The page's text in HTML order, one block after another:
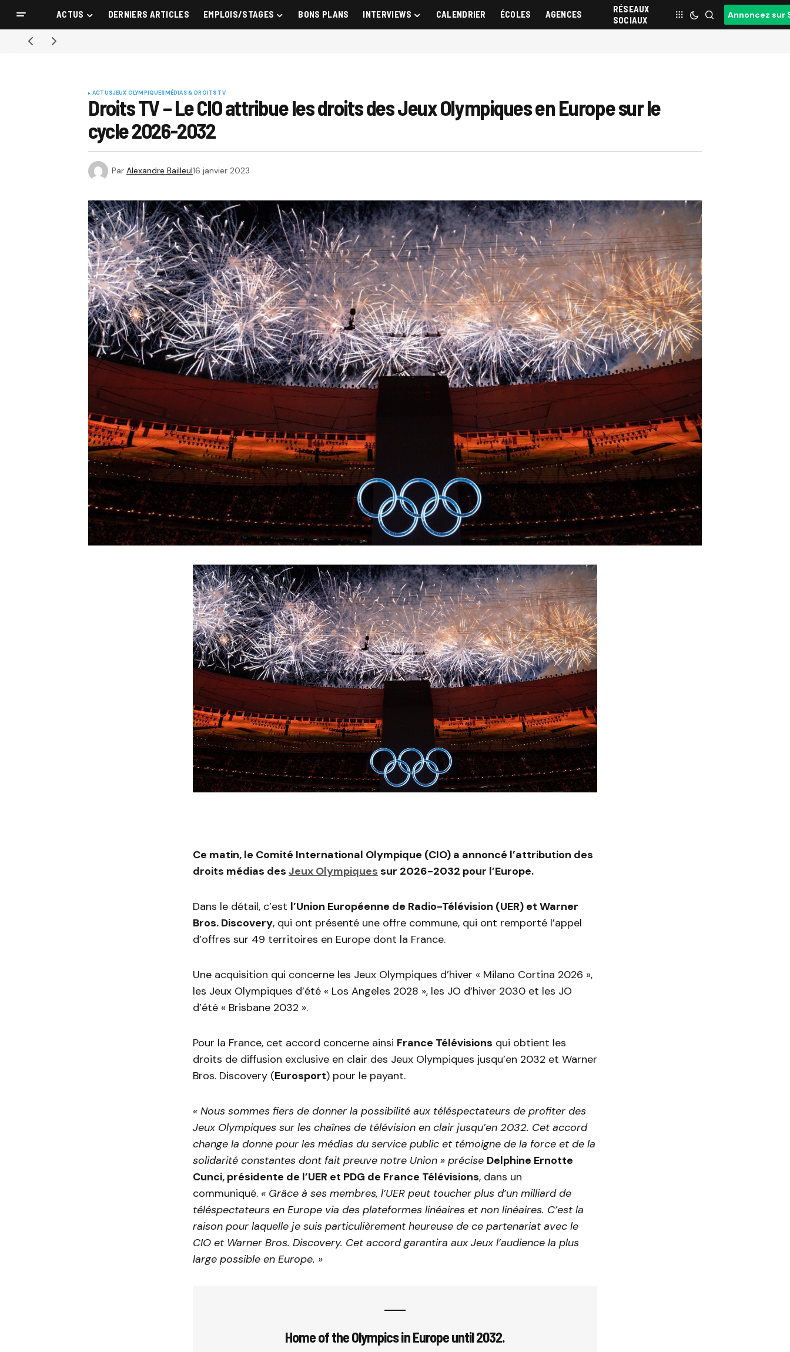
ACTUS DERNIERS ARTICLES EMPLOIS/STAGES BONS PLANS INTERVIEWS CALENDRIER ÉCOLES AGENCES
RÉSEAUX
SOCIAUX
Annoncez sur
ACTUSJEUX OLYMPIQUESMÉDIAS & DROITS TV
Droits TV – Le CIO attribue les droits des Jeux Olympiques en Europe sur le
cycle 2026-2032
Par Alexandre Bailleul16 janvier 2023
Ce matin, le Comité International Olympique (CIO) a annoncé l’attribution des
droits médias des Jeux Olympiques sur 2026-2032 pour l’Europe.
Dans le détail, c’est l’Union Européenne de Radio-Télévision (UER) et Warner
Bros. Discovery, qui ont présenté une offre commune, qui ont remporté l’appel
d’offres sur 49 territoires en Europe dont la France.
Une acquisition qui concerne les Jeux Olympiques d’hiver « Milano Cortina 2026 »,
les Jeux Olympiques d’été « Los Angeles 2028 », les JO d’hiver 2030 et les JO
d’été « Brisbane 2032 ».
Pour la France, cet accord concerne ainsi France Télévisions qui obtient les
droits de diffusion exclusive en clair des Jeux Olympiques jusqu’en 2032 et Warner
Bros. Discovery (Eurosport) pour le payant.
« Nous sommes fiers de donner la possibilité aux téléspectateurs de profiter des
Jeux Olympiques sur les chaînes de télévision en clair jusqu’en 2032. Cet accord
change la donne pour les médias du service public et témoigne de la force et de la
solidarité constantes dont fait preuve notre Union » précise Delphine Ernotte
Cunci, présidente de l’UER et PDG de France Télévisions, dans un
communiqué. « Grâce à ses membres, l’UER peut toucher plus d’un milliard de
téléspectateurs en Europe via des plateformes linéaires et non linéaires. C’est la
raison pour laquelle je suis particulièrement heureuse de ce partenariat avec le
CIO et Warner Bros. Discovery. Cet accord garantira aux Jeux l’audience la plus
large possible en Europe. »
Home of the Olympics in Europe until 2032.